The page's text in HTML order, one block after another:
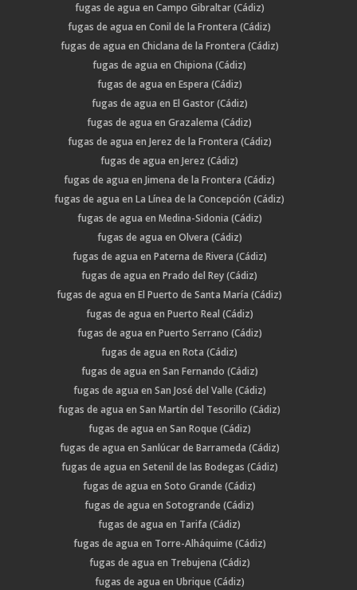
fugas de agua en Campo Gibraltar (Cádiz)
fugas de agua en Conil de la Frontera (Cádiz)
fugas de agua en Chiclana de la Frontera (Cádiz)
fugas de agua en Chipiona (Cádiz)
fugas de agua en Espera (Cádiz)
fugas de agua en El Gastor (Cádiz)
fugas de agua en Grazalema (Cádiz)
fugas de agua en Jerez de la Frontera (Cádiz)
fugas de agua en Jerez (Cádiz)
fugas de agua en Jimena de la Frontera (Cádiz)
fugas de agua en La Línea de la Concepción (Cádiz)
fugas de agua en Medina-Sidonia (Cádiz)
fugas de agua en Olvera (Cádiz)
fugas de agua en Paterna de Rivera (Cádiz)
fugas de agua en Prado del Rey (Cádiz)
fugas de agua en El Puerto de Santa María (Cádiz)
fugas de agua en Puerto Real (Cádiz)
fugas de agua en Puerto Serrano (Cádiz)
fugas de agua en Rota (Cádiz)
fugas de agua en San Fernando (Cádiz)
fugas de agua en San José del Valle (Cádiz)
fugas de agua en San Martín del Tesorillo (Cádiz)
fugas de agua en San Roque (Cádiz)
fugas de agua en Sanlúcar de Barrameda (Cádiz)
fugas de agua en Setenil de las Bodegas (Cádiz)
fugas de agua en Soto Grande (Cádiz)
fugas de agua en Sotogrande (Cádiz)
fugas de agua en Tarifa (Cádiz)
fugas de agua en Torre-Alháquime (Cádiz)
fugas de agua en Trebujena (Cádiz)
fugas de agua en Ubrique (Cádiz)